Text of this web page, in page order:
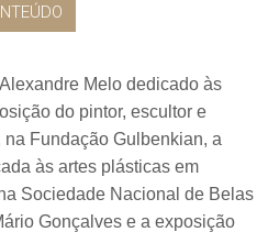
Melo dedicado às
do pintor, escultor e
Fundação Gulbenkian, a
às artes plásticas em
Sociedade Nacional de Belas
Gonçalves e a exposição